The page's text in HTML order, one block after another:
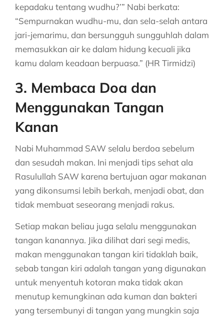
kepadaku tentang wudhu?’” Nabi berkata:
“Sempurnakan wudhu-mu, dan sela-selah antara
jari-jemarimu, dan bersungguh sungguhlah dalam
memasukkan air ke dalam hidung kecuali jika
kamu dalam keadaan berpuasa.” (HR Tirmidzi)
3. Membaca Doa dan
Menggunakan Tangan
Kanan
Nabi Muhammad SAW selalu berdoa sebelum
dan sesudah makan. Ini menjadi tips sehat ala
Rasulullah SAW karena bertujuan agar makanan
yang dikonsumsi lebih berkah, menjadi obat, dan
tidak membuat seseorang menjadi rakus.
Setiap makan beliau juga selalu menggunakan
tangan kanannya. Jika dilihat dari segi medis,
makan menggunakan tangan kiri tidaklah baik,
sebab tangan kiri adalah tangan yang digunakan
untuk menyentuh kotoran maka tidak akan
menutup kemungkinan ada kuman dan bakteri
yang tersembunyi di tangan yang mungkin saja